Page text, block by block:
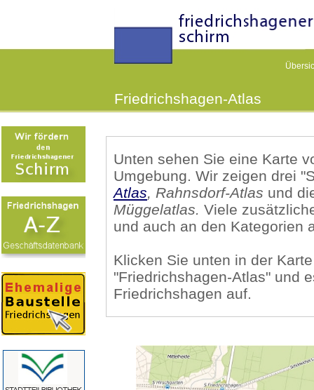
Friedrichshagen-Atlas
Unten sehen Sie eine Karte
Umgebung. Wir zeigen drei
Atlas, Rahnsdorf-Atlas und
Müggelatlas. Viele
und auch an den Kategorien
Klicken Sie unten in der
"Friedrichshagen-Atlas" und
Friedrichshagen auf.